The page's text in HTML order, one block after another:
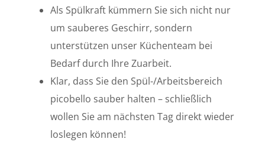
Als Spülkraft kümmern Sie sich nicht nur
um sauberes Geschirr, sondern
unterstützen unser Küchenteam bei
Bedarf durch Ihre Zuarbeit.
Klar, dass Sie den Spül-/Arbeitsbereich
picobello sauber halten – schließlich
wollen Sie am nächsten Tag direkt wieder
loslegen können!